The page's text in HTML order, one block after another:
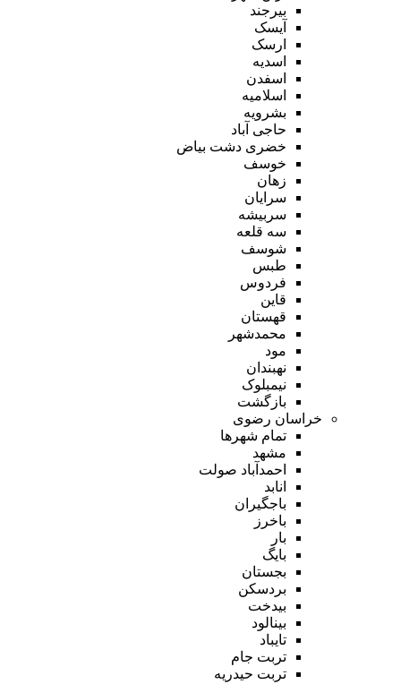
بیرجند
آیسک
ارسک
اسدیه
اسفدن
اسلامیه
بشرویه
حاجی آباد
خضری دشت بیاض
خوسف
زهان
سرایان
سربیشه
سه قلعه
شوسف
طبس
فردوس
قاین
قهستان
محمدشهر
مود
نهبندان
نیمبلوک
بازگشت
خراسان رضوی
تمام شهر‌ها
مشهد
احمدآباد صولت
انابد
باجگیران
باخرز
بار
بایگ
بجستان
بردسکن
بیدخت
بینالود
تایباد
تربت جام
تربت حیدریه